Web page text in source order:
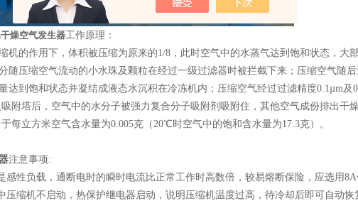
燥空气发生器工作原理：
机的作用下，体积被压缩为原来的1/8，此时空气中的水蒸气达到饱和状态，大
随压缩空气流动的小水珠及颗粒在经过一级过滤器时被拦截下来；压缩空气随
达到饱和状态并凝结成液态水沉积在冷冻机内；压缩空气经过过滤精度0.1µm
附塔后，空气中的水分子被强力复合分子吸附剂吸附住，其他空气成份排出干
每立方米空气含水量为0.005克（20℃时空气中的饱和含水量为17.3克）。
注意事项:
感性负载，通断电时的瞬时电流比正常工作时高数倍，较易熔断保险，应选用8A
压缩机不启动，热保护继电器启动，说明压缩机温度过高，待冷却后即可自动恢